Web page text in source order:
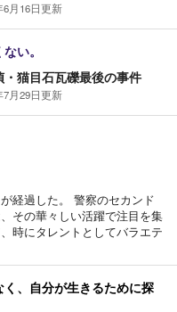
6月16日更新
い。
猫目石瓦礫最後の事件
7月29日更新
経過した。 警察のセカンド
その華々しい活躍で注目を集
時にタレントとしてバラエテ
、自分が生きるために探